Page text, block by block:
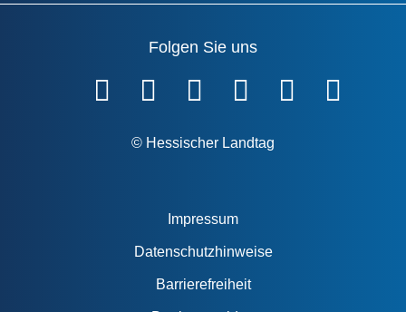
Folgen Sie uns
© Hessischer Landtag
Impressum
Datenschutzhinweise
Barrierefreiheit